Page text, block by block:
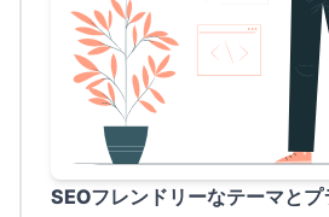
SEOフレンドリーなテーマと